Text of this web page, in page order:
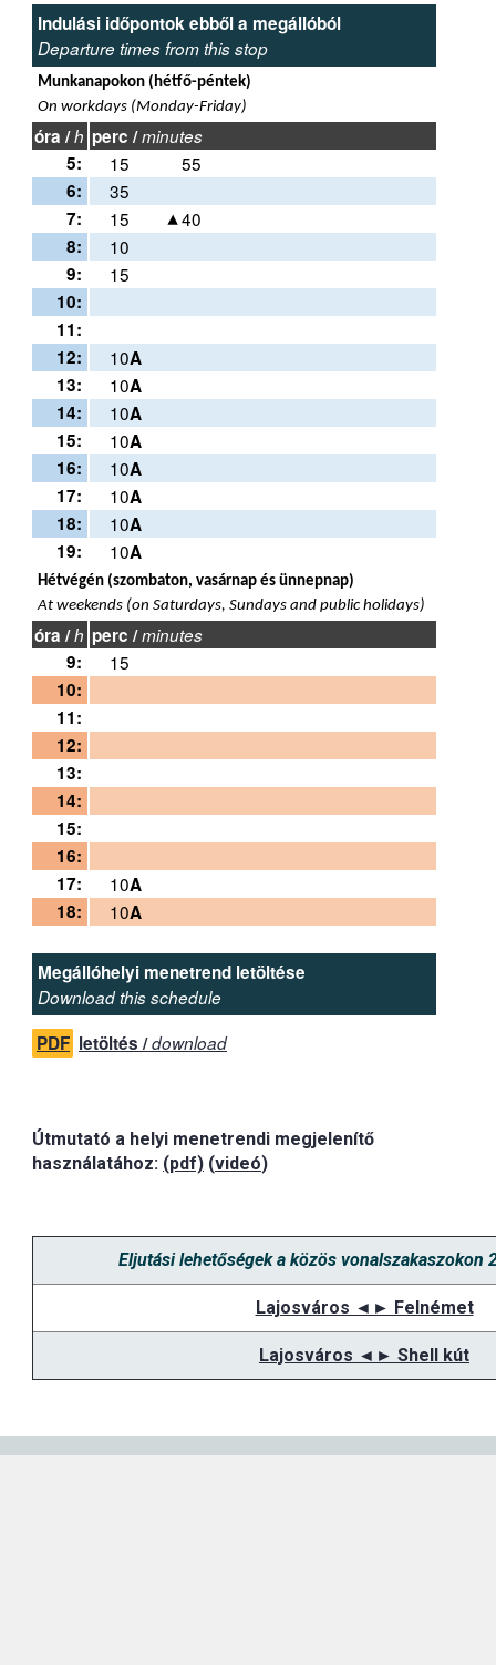
Indulási időpontok ebből a megállóból
Departure times from this stop
Munkanapokon (hétfő-péntek)
On workdays (Monday-Friday)
óra /h perc /minutes
5: 15
55
6:
35
7:
15
40
8:
10
9:
15
10:
11:
12:
10A
13:
10A
14:
10A
15:
10A
16:
10A
17:
10A
18:
10A
19:
10A
Hétvégén (szombaton, vasárnap és ünnepnap)
At weekends (on Saturdays, Sundays and public holidays)
óra /h perc /minutes
9:
15
10:
11:
12:
13:
14:
15:
16:
17:
10A
18:
10A
Megállóhelyi menetrend letöltése
Download this schedule
PDF letöltés /download
Útmutató a helyi menetrendi megjelenítő
használatához: (pdf) (videó)
Eljutási lehetőségek a közös vonalszakaszokon
Lajosváros ◄► Felnémet
Lajosváros ◄► Shell kút